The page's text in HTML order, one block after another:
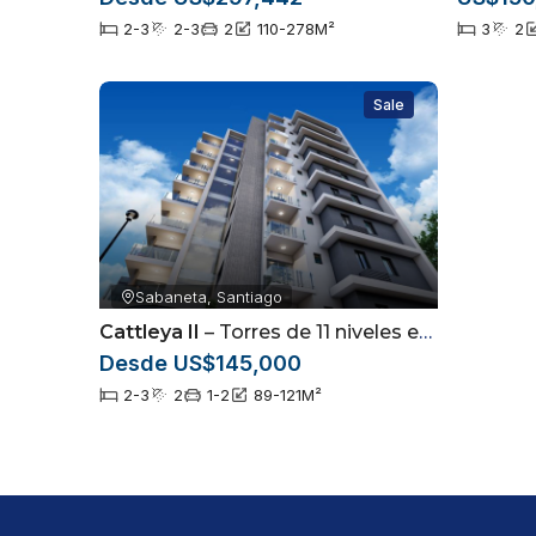
2-3 2-3 2 110-278M² 3 2
Sale
Sabaneta, Santiago
Cattleya II – Torres de 11 niveles en Sabaneta, Santiago
Desde US$145,000
2-3 2 1-2 89-121M²